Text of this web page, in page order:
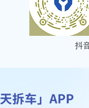
抖
号